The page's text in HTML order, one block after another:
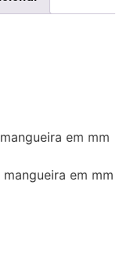
em mm
em mm